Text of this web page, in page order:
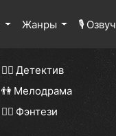
Жанры 🎙
🕵️‍♂️ Детектив
👫 Мелодрама
🧝‍♂️ Фэнтези